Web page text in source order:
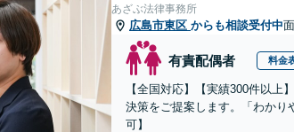
あざぶ法律事務所
広島市東区 からも相談受付中
有責配偶者 料金
【全国対応】【実績300件以
決策をご提案します。「わかり
可】